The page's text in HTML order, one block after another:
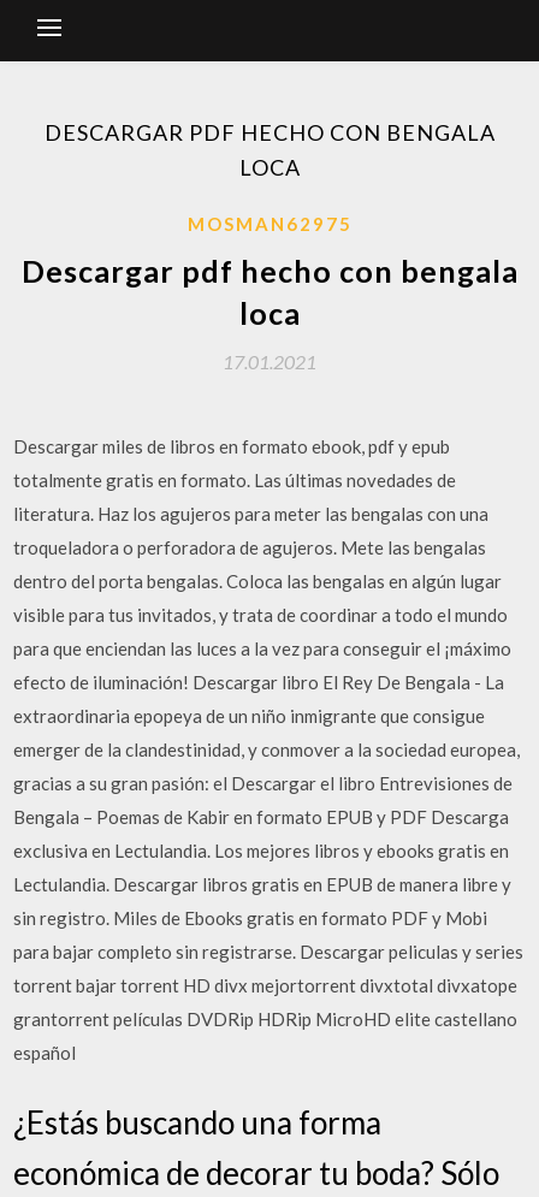
DESCARGAR PDF HECHO CON BENGALA
LOCA
MOSMAN62975
Descargar pdf hecho con bengala
loca
17.01.2021
Descargar miles de libros en formato ebook, pdf y epub
totalmente gratis en formato. Las últimas novedades de
literatura. Haz los agujeros para meter las bengalas con una
troqueladora o perforadora de agujeros. Mete las bengalas
dentro del porta bengalas. Coloca las bengalas en algún lugar
visible para tus invitados, y trata de coordinar a todo el mundo
para que enciendan las luces a la vez para conseguir el ¡máximo
efecto de iluminación! Descargar libro El Rey De Bengala - La
extraordinaria epopeya de un niño inmigrante que consigue
emerger de la clandestinidad, y conmover a la sociedad europea,
gracias a su gran pasión: el Descargar el libro Entrevisiones de
Bengala – Poemas de Kabir en formato EPUB y PDF Descarga
exclusiva en Lectulandia. Los mejores libros y ebooks gratis en
Lectulandia. Descargar libros gratis en EPUB de manera libre y
sin registro. Miles de Ebooks gratis en formato PDF y Mobi
para bajar completo sin registrarse. Descargar peliculas y series
torrent bajar torrent HD divx mejortorrent divxtotal divxatope
grantorrent películas DVDRip HDRip MicroHD elite castellano
español
¿Estás buscando una forma
económica de decorar tu boda? Sólo